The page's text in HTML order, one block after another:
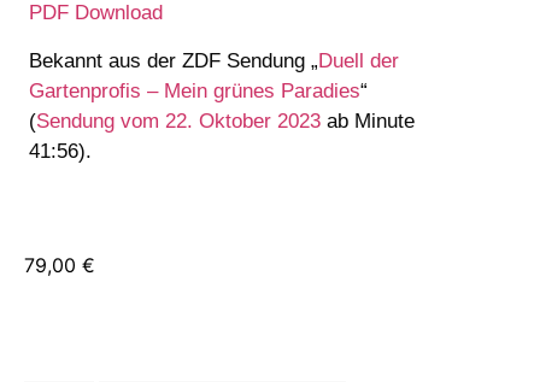
PDF Download
Bekannt aus der ZDF Sendung „Duell der
Gartenprofis – Mein grünes Paradies“
(Sendung vom 22. Oktober 2023 ab Minute
41:56).
79,00 €